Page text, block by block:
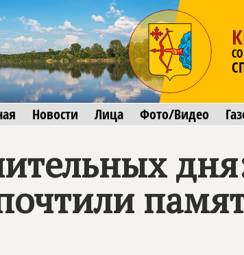
Новости Лица Фото/Видео